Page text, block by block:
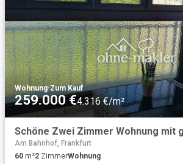
Wohnung·Zum Kauf
259.000 €4.316 €/m²
Am Bahnhof, Frankfurt
60 m²2 ZimmerWohnung